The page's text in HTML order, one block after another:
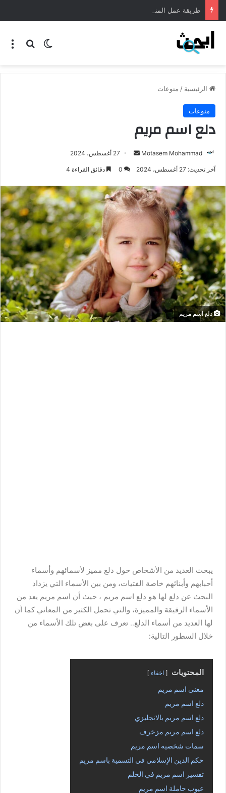
طريقة عمل المنسف الاردني
الرئيسية / منوعات
منوعات
دلع اسم مريم
Motasem Mohammad 27 أغسطس، 2024
آخر تحديث: 27 أغسطس، 2024 0 دقائق القراءة 4
دلع اسم مريم
يبحث العديد من الأشخاص حول دلع مميز لأسمائهم وأسماء
أحبابهم وأبنائهم خاصة الفتيات، ومن بين الأسماء التي يزداد
البحث عن دلع لها هو دلع اسم مريم ، حيث أن اسم مريم يعد من
الأسماء الرقيقة والمميزة، والتي تحمل الكثير من المعاني كما أن
لها العديد من أسماء الدلع.. تعرف على بعض تلك الأسماء من
خلال السطور التالية:
المحتويات اخفاء
معنى اسم مريم
دلع اسم مريم
دلع اسم مريم بالانجليزي
دلع اسم مريم مزخرف
سمات شخصيه اسم مريم
حكم الدين الإسلامي في التسمية باسم مريم
تفسير اسم مريم في الحلم
عيوب حاملة اسم مريم